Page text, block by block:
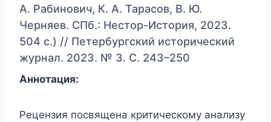
А. Рабинович, К. А. Тарасов, В. Ю.
Черняев. СПб.: Нестор-История, 2023.
504 с.) // Петербургский исторический
журнал. 2023. № 3. С. 243–250
Аннотация:
Рецензия посвящена критическому анализу